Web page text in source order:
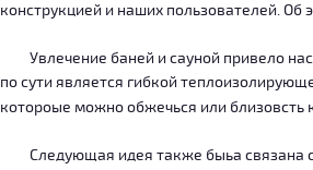
конструкцией и наших пользователей.
Увлечение баней и сауной привело нас
по сути является гибкой
котороые можно обжечься или
Следующая идея также быьа связана с